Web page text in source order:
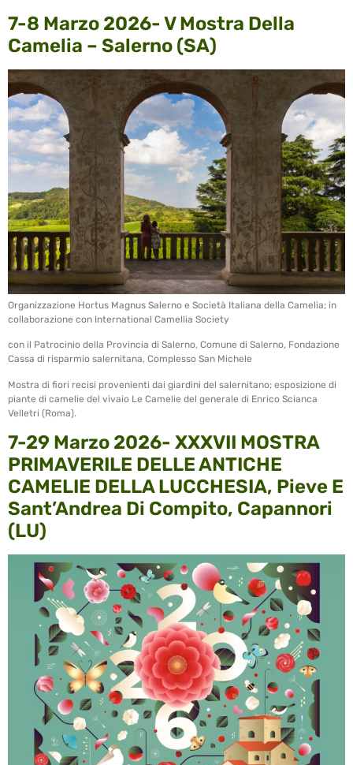
7-8 Marzo 2026- V Mostra Della
Camelia – Salerno (SA)
Organizzazione Hortus Magnus Salerno e Società Italiana della Camelia; in
collaborazione con International Camellia Society
con il Patrocinio della Provincia di Salerno, Comune di Salerno, Fondazione
Cassa di risparmio salernitana, Complesso San Michele
Mostra di fiori recisi provenienti dai giardini del salernitano; esposizione di
piante di camelie del vivaio Le Camelie del generale di Enrico Scianca
Velletri (Roma).
7-29 Marzo 2026- XXXVII MOSTRA
PRIMAVERILE DELLE ANTICHE
CAMELIE DELLA LUCCHESIA, Pieve E
Sant’Andrea Di Compito, Capannori
(LU)